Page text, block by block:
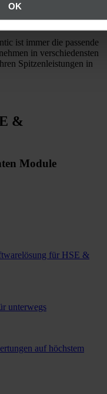
OK
ist immer die passende
in verschiedensten
Spitzenleistungen in
&
Module
für HSE &
unterwegs
auf höchstem